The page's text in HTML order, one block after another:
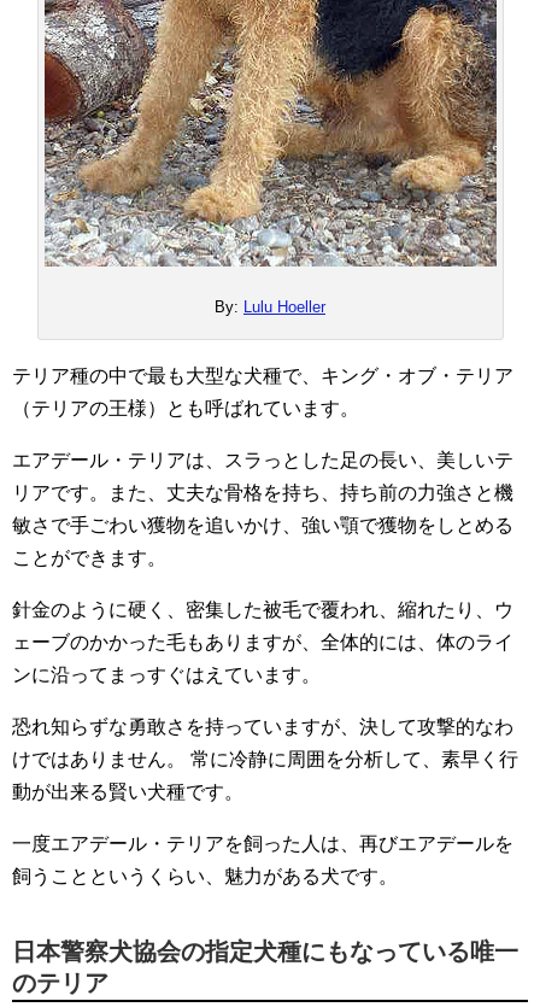
By: Lulu Hoeller
テリア種の中で最も大型な犬種で、キング・オブ・テリア
（テリアの王様）とも呼ばれています。
エアデール・テリアは、スラっとした足の長い、美しいテ
リアです。また、丈夫な骨格を持ち、持ち前の力強さと機
敏さで手ごわい獲物を追いかけ、強い顎で獲物をしとめる
ことができます。
針金のように硬く、密集した被毛で覆われ、縮れたり、ウ
ェーブのかかった毛もありますが、全体的には、体のライ
ンに沿ってまっすぐはえています。
恐れ知らずな勇敢さを持っていますが、決して攻撃的なわ
けではありません。
常に冷静に周囲を分析して、素早く行
動が出来る賢い犬種です。
一度エアデール・テリアを飼った人は、再びエアデールを
飼うことというくらい、魅力がある犬です。
日本警察犬協会の指定犬種にもなっている唯一
のテリア